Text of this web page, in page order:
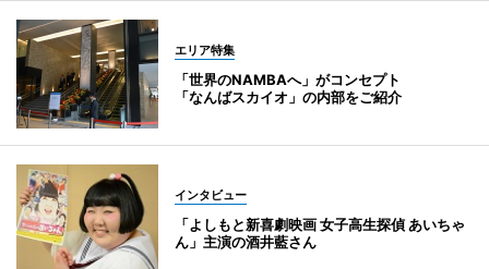
エリア特集
「世界のNAMBAへ」がコンセプト
「なんばスカイオ」の内部をご紹介
インタビュー
「よしもと新喜劇映画 女子高生探偵 あいちゃ
ん」主演の酒井藍さん